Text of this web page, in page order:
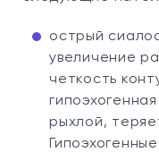
острый
увеличение
четкость
рыхлой,